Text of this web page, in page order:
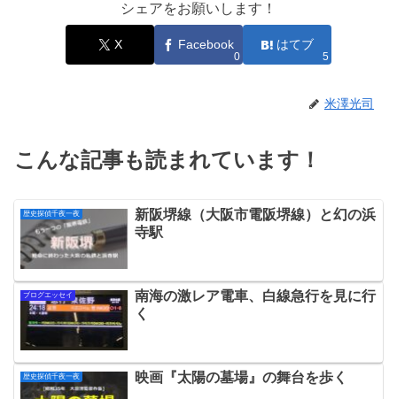
シェアをお願いします！
X Facebook
0
はてブ
5
米澤光司
こんな記事も読まれています！
歴史探偵千夜一夜
新阪堺線（大阪市電阪堺線）と幻の浜
寺駅
ブログエッセイ
南海の激レア電車、白線急行を見に行
く
歴史探偵千夜一夜 映画『太陽の墓場』の舞台を歩く